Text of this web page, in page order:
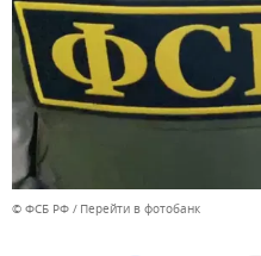
© ФСБ РФ Перейти в фотобанк